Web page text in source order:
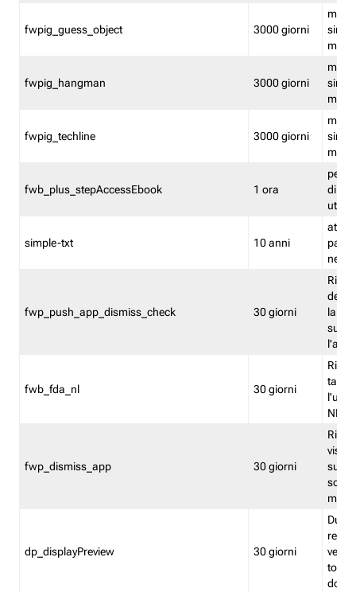
fwpig_guess_object 3000 giorni
fwpig_hangman 3000 giorni
fwpig_techline 3000 giorni
fwb_plus_stepAccessEbook 1 ora
di un
simple-txt 10 anni
attiva
fwp_push_app_dismiss_check 30 giorni
la
fwb_fda_nl 30 giorni
NL
fwp_dismiss_app 30 giorni
visto
dp_displayPreview 30 giorni
torna
dopo